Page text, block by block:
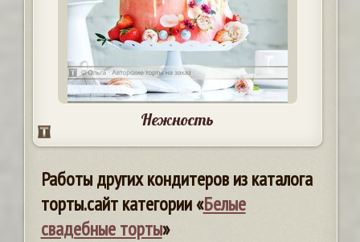
Нежность
Работы других кондитеров из каталога
торты.сайт категории «Белые
свадебные торты»